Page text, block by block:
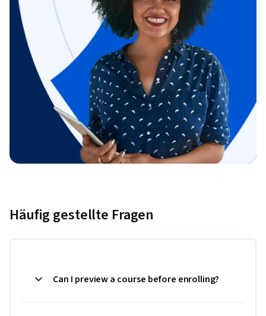
Häufig gestellte Fragen
Can I preview a course before enrolling?